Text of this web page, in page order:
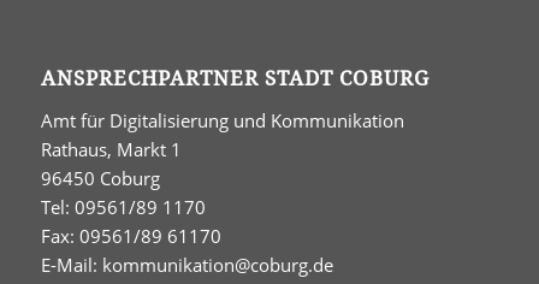
ANSPRECHPARTNER STADT COBURG
Amt für Digitalisierung und Kommunikation
Rathaus, Markt 1
96450 Coburg
Tel: 09561/89 1170
Fax: 09561/89 61170
E-Mail: kommunikation@coburg.de